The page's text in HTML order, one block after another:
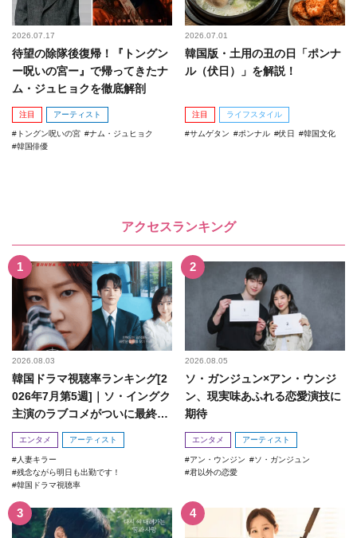
2026.07.17
待望の除隊後復帰！『トングン
ー呪いの宮ー』で帰ってきたナ
ム・ジュヒョクを徹底解剖
注目 アーティスト
トングン呪いの宮
ナム・ジュヒョク
韓国俳優
2026.07.01
韓国版・土用の丑の日「ポンナ
ル（伏日）」を解説！
注目 ライフスタイル
サムゲタン ポンナル 伏日 韓国文化
アクセスランキング
2026.08.03
韓国ドラマ視聴率ランキング[2
026年7月第5週]｜ソ・イングク
主演のラブコメがついに最終
回！
エンタメ アーティスト
人妻キラー
残念ながら明日も出勤です！
韓国ドラマ視聴率
2026.08.05
ソ・ガンジュン×アン・ウンジ
ン、現実味あふれる恋愛演技に
期待
エンタメ アーティスト
アン・ウンジン
ソ・ガンジュン
君以外の恋愛